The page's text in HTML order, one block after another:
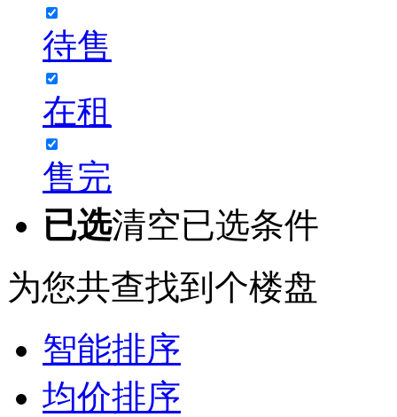
待售
在租
售完
已选清空已选条件
为您共查找到 个楼盘
智能排序
均价排序